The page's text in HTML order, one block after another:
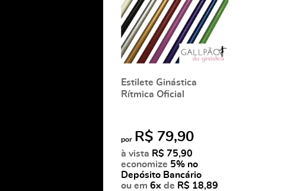
Estilete Ginástica
Rítmica Oficial
por R$ 79,90
à vista R$ 75,90
economize 5% no
Depósito Bancário
ou em 6x de R$ 18,89